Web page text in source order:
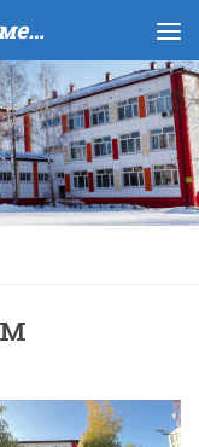
МАОУ COШ № 43 города Тюмени имени В.И. Муравленко